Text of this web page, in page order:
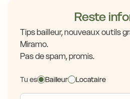
Reste
Tips bailleur, nouveaux outils
Miramo.
Pas de spam, promis.
Tu es Bailleur Locataire